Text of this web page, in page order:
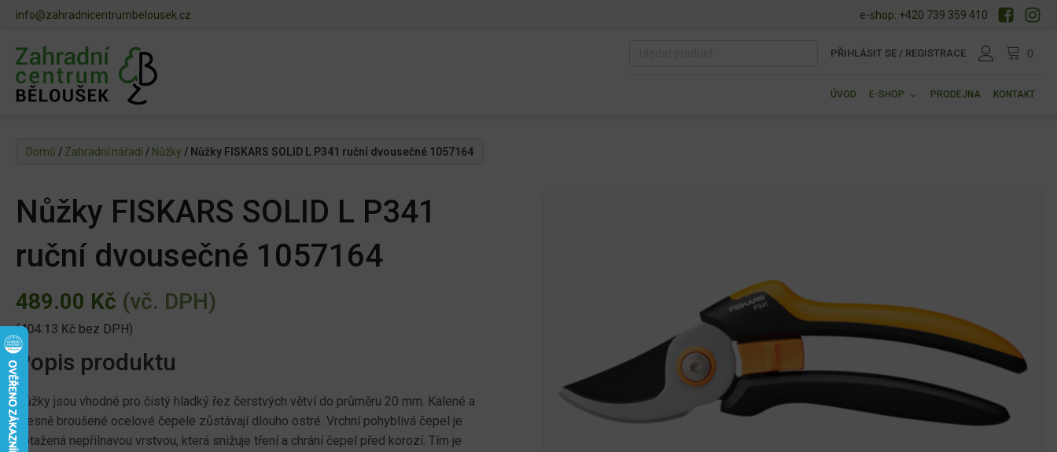
info@zahradnicentrumbelousek.cz e-shop: +420 739 359 410
PŘIHLÁSIT SE / REGISTRACE
ÚVOD E-SHOP PRODEJNA KONTAKT
Domů / Zahradní nářadí / Nůžky / Nůžky FISKARS SOLID L P341 ruční dvousečné 1057164
Nůžky FISKARS SOLID L P341
ruční dvousečné 1057164
489.00 Kč (vč. DPH)
(404.13 Kč bez DPH)
Popis produktu
Nůžky jsou vhodné pro čistý hladký řez čerstvých větví do průměru 20 mm. Kalené a
přesně broušené ocelové čepele zůstávají dlouho ostré. Vrchní pohyblivá čepel je
potažená nepřilnavou vrstvou, která snižuje tření a chrání čepel před korozí. Tím je